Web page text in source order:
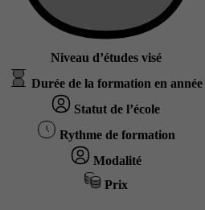
Niveau d’études visé
Durée de la formation en année
Statut de l’école
Rythme de formation
Modalité
Prix